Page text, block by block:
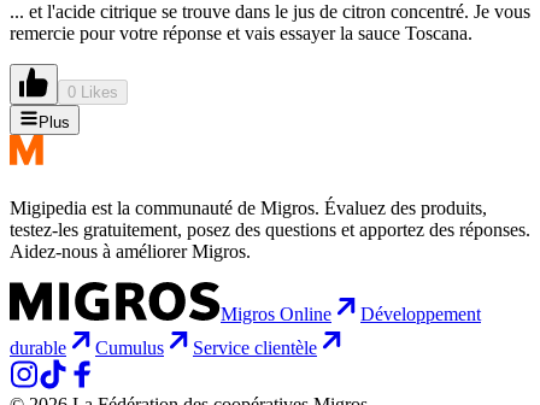
... et l'acide citrique se trouve dans le jus de citron concentré. Je vous
remercie pour votre réponse et vais essayer la sauce Toscana.
0 Likes
Plus
Migipedia est la communauté de Migros. Évaluez des produits,
testez-les gratuitement, posez des questions et apportez des réponses.
Aidez-nous à améliorer Migros.
Migros Online
Développement
durable
Cumulus Service clientèle